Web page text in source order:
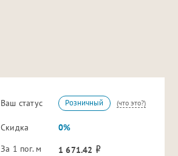
Ваш статус Розничный (что это?)
Скидка
0%
За 1 пог. м
1 671.42